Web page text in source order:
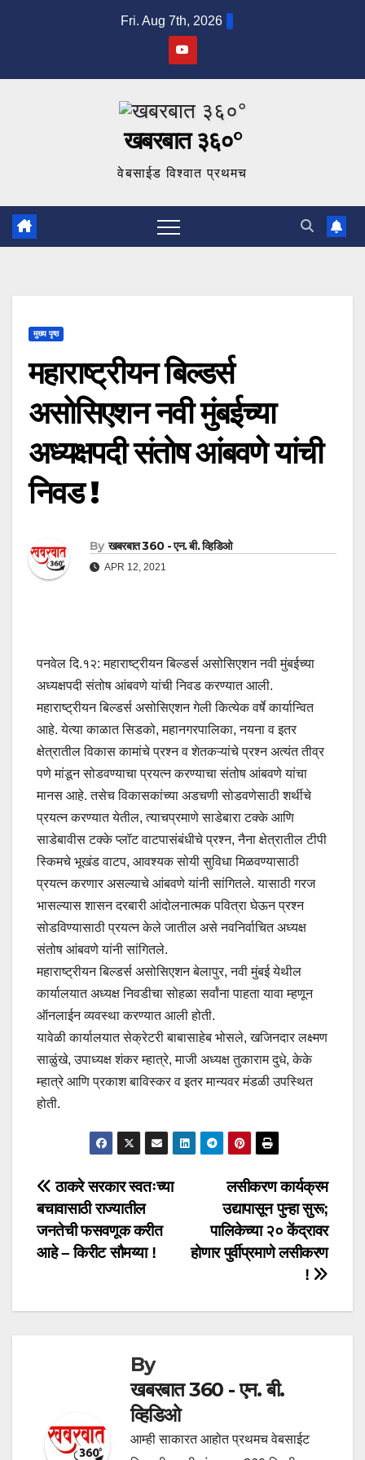
Fri. Aug 7th, 2026
खबरबात ३६०°
वेबसाईड विश्वात प्रथमच
मुख्य पृष्ठ
महाराष्ट्रीयन बिल्डर्स
असोसिएशन नवी मुंबईच्या
अध्यक्षपदी संतोष आंबवणे यांची
निवड !
By खबरबात 360 - एन. बी. व्हिडिओ
APR 12, 2021
पनवेल दि.१२: महाराष्ट्रीयन बिल्डर्स असोसिएशन नवी मुंबईच्या
अध्यक्षपदी संतोष आंबवणे यांची निवड करण्यात आली.
महाराष्ट्रीयन बिल्डर्स असोसिएशन गेली कित्येक वर्षे कार्यान्वित
आहे. येत्या काळात सिडको, महानगरपालिका, नयना व इतर
क्षेत्रातील विकास कामांचे प्रश्न व शेतकऱ्यांचे प्रश्न अत्यंत तीव्र
पणे मांडून सोडवण्याचा प्रयत्न करण्याचा संतोष आंबवणे यांचा
मानस आहे. तसेच विकासकांच्या अडचणी सोडवणेसाठी शर्थीचे
प्रयत्न करण्यात येतील, त्याचप्रमाणे साडेबारा टक्के आणि
साडेबावीस टक्के प्लॉट वाटपासंबंधीचे प्रश्न, नैना क्षेत्रातील टीपी
स्किमचे भूखंड वाटप, आवश्यक सोयी सुविधा मिळवण्यासाठी
प्रयत्न करणार असल्याचे आंबवणे यांनी सांगितले. यासाठी गरज
भासल्यास शासन दरबारी आंदोलनात्मक पवित्रा घेऊन प्रश्न
सोडविण्यासाठी प्रयत्न केले जातील असे नवनिर्वाचित अध्यक्ष
संतोष आंबवणे यांनी सांगितले.
महाराष्ट्रीयन बिल्डर्स असोसिएशन बेलापुर, नवी मुंबई येथील
कार्यालयात अध्यक्ष निवडीचा सोहळा सर्वांना पाहता यावा म्हणून
ऑनलाईन व्यवस्था करण्यात आली होती.
यावेळी कार्यालयात सेक्रेटरी बाबासाहेब भोसले, खजिनदार लक्ष्‍मण
साळुंखे, उपाध्यक्ष शंकर म्हात्रे, माजी अध्यक्ष तुकाराम दुधे, केके
म्हात्रे आणि प्रकाश बाविस्कर व इतर मान्यवर मंडळी उपस्थित
होती.
Post
navigation
लसीकरण कार्यक्रम
उद्यापासून पुन्हा सुरू;
पालिकेच्या २० केंद्रावर
होणार पुर्वीप्रमाणे लसीकरण
!
ठाकरे सरकार स्वतःच्या
बचावासाठी राज्यातील
जनतेची फसवणूक करीत
आहे – किरीट सौमय्या !
By
खबरबात 360 - एन. बी.
व्हिडिओ
आम्ही साकारत आहोत प्रथमच वेबसाईट